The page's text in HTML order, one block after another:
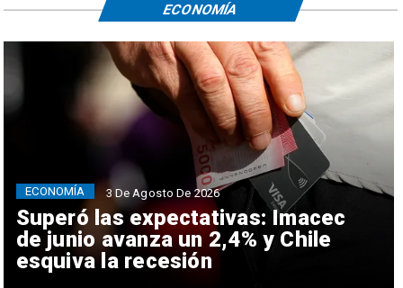
Superó las expectativas: Imacec
de junio avanza un 2,4% y Chile
esquiva la recesión
ECONOMÍA 3 De Agosto De 2026
ECONOMÍA